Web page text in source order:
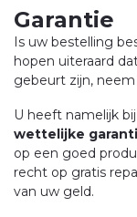
Garantie
Is uw bestelling
hopen uiteraard
gebeurt zijn,
U heeft namelijk
wettelijke
op een goed
recht op gratis
van uw geld.